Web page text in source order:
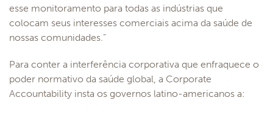
esse monitoramento para todas as indústrias que
colocam seus interesses comerciais acima da saúde de
nossas comunidades.”
Para conter a interferência corporativa que enfraquece o
poder normativo da saúde global, a Corporate
Accountability insta os governos latino-americanos a: